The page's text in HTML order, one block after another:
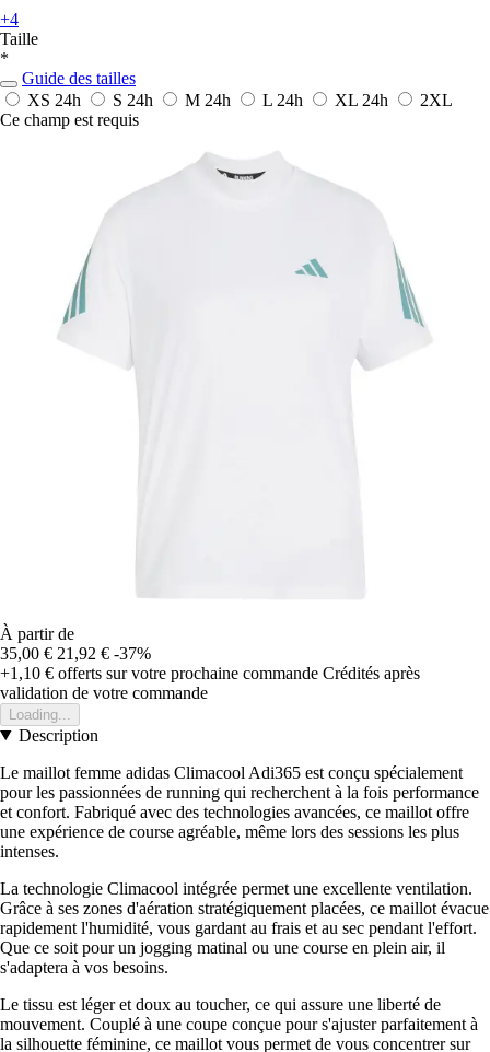
+4
Taille
*
Guide des tailles
XS 24h S 24h M 24h L 24h XL 24h
2XL
Ce champ est requis
À partir de
35,00 € 21,92 € -37%
+1,10 € offerts sur votre prochaine commande Crédités après
validation de votre commande
Loading...
Description
Le maillot femme adidas Climacool Adi365 est conçu spécialement
pour les passionnées de running qui recherchent à la fois performance
et confort. Fabriqué avec des technologies avancées, ce maillot offre
une expérience de course agréable, même lors des sessions les plus
intenses.
La technologie Climacool intégrée permet une excellente ventilation.
Grâce à ses zones d'aération stratégiquement placées, ce maillot évacue
rapidement l'humidité, vous gardant au frais et au sec pendant l'effort.
Que ce soit pour un jogging matinal ou une course en plein air, il
s'adaptera à vos besoins.
Le tissu est léger et doux au toucher, ce qui assure une liberté de
mouvement. Couplé à une coupe conçue pour s'ajuster parfaitement à
la silhouette féminine, ce maillot vous permet de vous concentrer sur